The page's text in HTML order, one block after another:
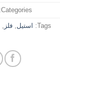
Categories:
Tags: استیل,فلز ,